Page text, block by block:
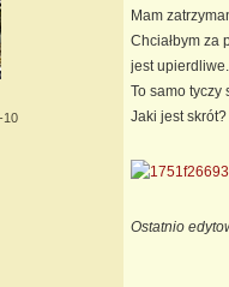
10
Mam
Chciałbym za
jest upierdliwe.
To samo tyczy
Jaki jest skrót?
Ostatnio